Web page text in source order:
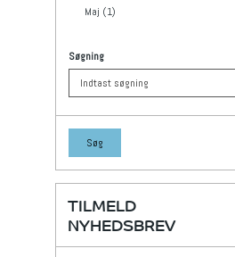
Maj (1)
Søgning
Søg
TILMELD
NYHEDSBREV